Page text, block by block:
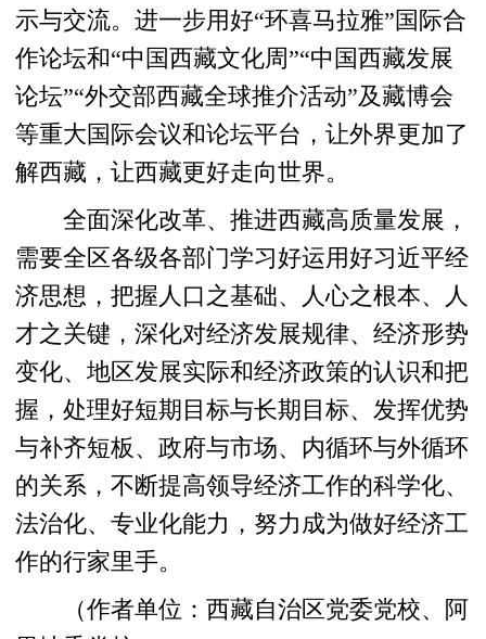
示与交流。进一步用好“环喜马拉雅”国际合
作论坛和“中国西藏文化周”“中国西藏发展
论坛”“外交部西藏全球推介活动”及藏博会
等重大国际会议和论坛平台，让外界更加了
解西藏，让西藏更好走向世界。
全面深化改革、推进西藏高质量发展，
需要全区各级各部门学习好运用好习近平经
济思想，把握人口之基础、人心之根本、人
才之关键，深化对经济发展规律、经济形势
变化、地区发展实际和经济政策的认识和把
握，处理好短期目标与长期目标、发挥优势
与补齐短板、政府与市场、内循环与外循环
的关系，不断提高领导经济工作的科学化、
法治化、专业化能力，努力成为做好经济工
作的行家里手。
（作者单位：西藏自治区党委党校、阿